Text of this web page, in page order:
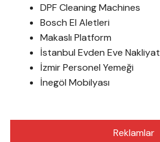
DPF Cleaning Machines
Bosch El Aletleri
Makaslı Platform
İstanbul Evden Eve Nakliyat
İzmir Personel Yemeği
İnegöl Mobilyası
Reklamlar